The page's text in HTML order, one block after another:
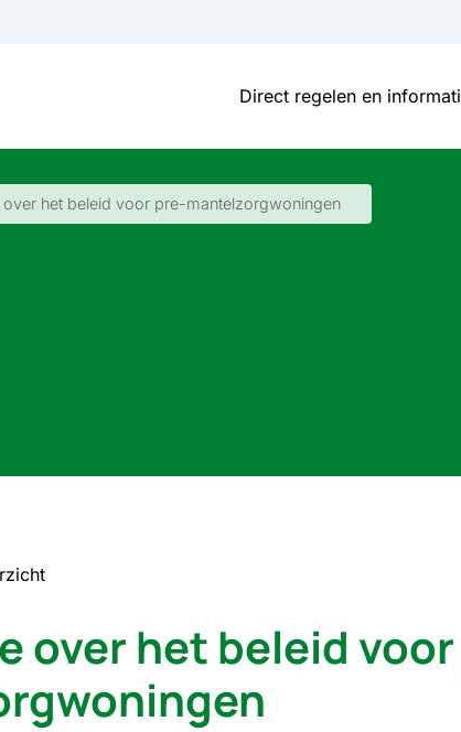
Direct regelen en
over het beleid voor pre-mantelzorgwoningen
over het beleid